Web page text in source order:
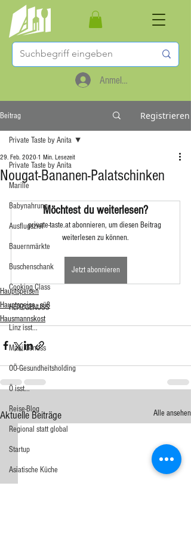
Anmelden
Beitrag Registrieren
Private Taste by Anita
Marille
Babynahrung
Ausflugsziel
Bauernmärkte
Buschenschank
Cooking Class
HERZGENUSS
Linz isst...
Maxi.Genuss
OÖ-Gesundheitsholding
Ö isst...
Reise-Blog
Regional statt global
Startup
Asiatische Küche
Private Taste by Anita
Nougat-Bananen-Palatschinken
29. Feb. 2020 1 Min. Lesezeit
Möchtest du weiterlesen?
private-taste.at abonnieren, um diesen Beitrag
weiterlesen zu können.
Jetzt abonnieren
Hauptspeisen
Hauptspeise - süß
Hausmannskost
Aktuelle Beiträge Alle ansehen